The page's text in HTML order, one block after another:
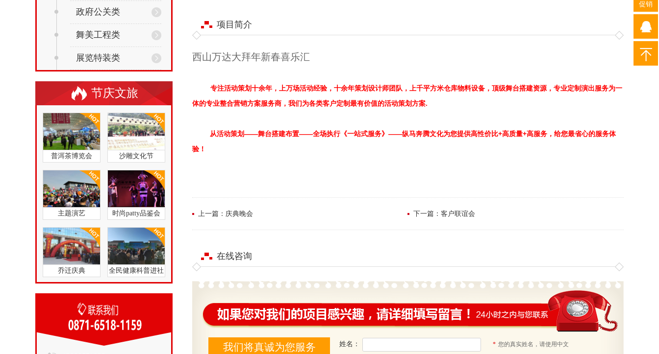
政府公关类
舞美工程类
展览特装类
节庆文旅
普洱茶博览会 沙雕文化节
主题演艺 时尚patty品鉴会
乔迁庆典
全民健康科普进社
区昆明分站
项目简介
西山万达大拜年新春喜乐汇
专注活动策划十余年，上万场活动经验，十余年策划设计师团队，上千平方米仓库物料设备，顶级舞台搭建资源，专业定制演出服务为一
体的专业整合营销方案服务商， 我们为各类客户定制最有价值的活动策划方案.
从活动策划——舞台搭建布置——全场执行《一站式服务》——纵马奔腾文化为您提供高性价比+高质量+高服务，给您最省心的服务体
验！
上一篇：庆典晚会 下一篇：客户联谊会
在线咨询
我们将真诚为您服务 * 您的真实姓名，请使用中文
姓名：
促销